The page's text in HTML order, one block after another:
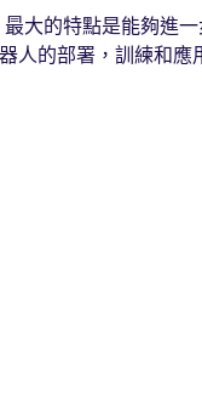
大的特點是能夠進
人的部署，訓練和